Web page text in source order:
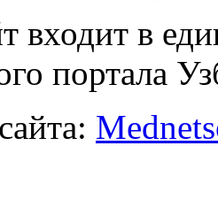
входит в
портала